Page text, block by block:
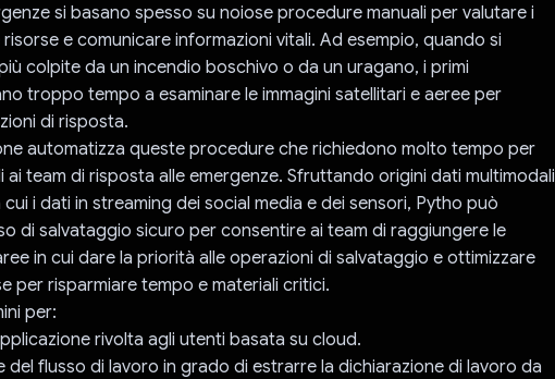
si basano spesso su noiose procedure manuali per valutare i
e comunicare informazioni vitali. Ad esempio, quando si
colpite da un incendio boschivo o da un uragano, i primi
troppo tempo a esaminare le immagini satellitari e aeree per
di risposta.
automatizza queste procedure che richiedono molto tempo per
team di risposta alle emergenze. Sfruttando origini dati multimodali
i dati in streaming dei social media e dei sensori, Pytho può
di salvataggio sicuro per consentire ai team di raggiungere le
in cui dare la priorità alle operazioni di salvataggio e ottimizzare
per risparmiare tempo e materiali critici.
per:
rivolta agli utenti basata su cloud.
del flusso di lavoro in grado di estrarre la dichiarazione di lavoro da